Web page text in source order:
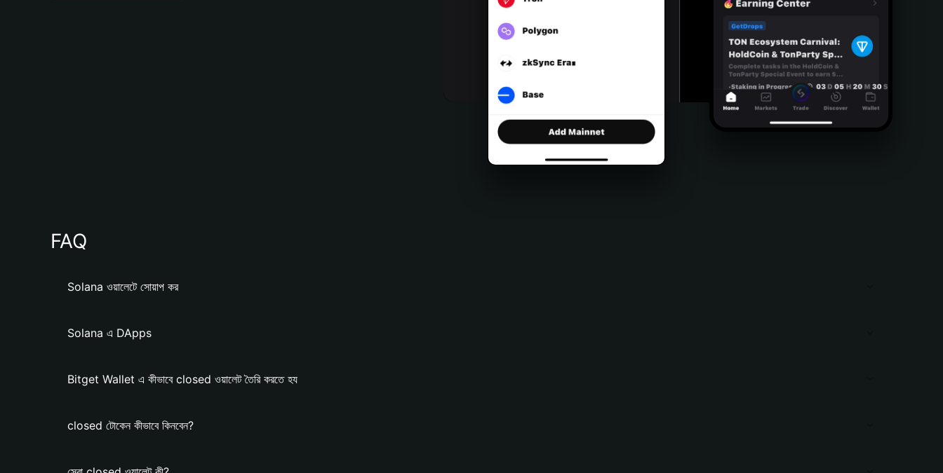
FAQ
Solana ওয়ালেটে সোয়াপ কর
Solana এ DApps
Bitget Wallet এ কীভাবে closed ওয়ালেট তৈরি করতে হয
closed টোকেন কীভাবে কিনবেন?